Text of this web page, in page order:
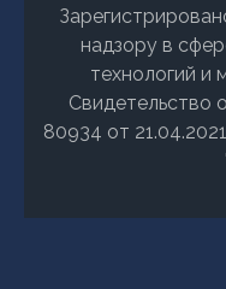
надзору в
технологий и
Свидетельство
80934 от